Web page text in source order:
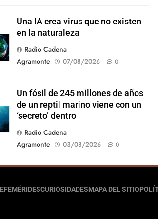
Una IA crea virus que no existen
en la naturaleza
Radio Cadena
Agramonte
07/08/2026 0
Un fósil de 245 millones de años
de un reptil marino viene con un
‘secreto’ dentro
Radio Cadena
Agramonte
03/08/2026 0
EFEMÉRIDESCURIOSIDADESMAPA DEL SITIO